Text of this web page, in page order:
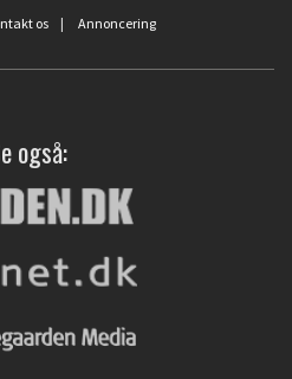
os | Annoncering
også: